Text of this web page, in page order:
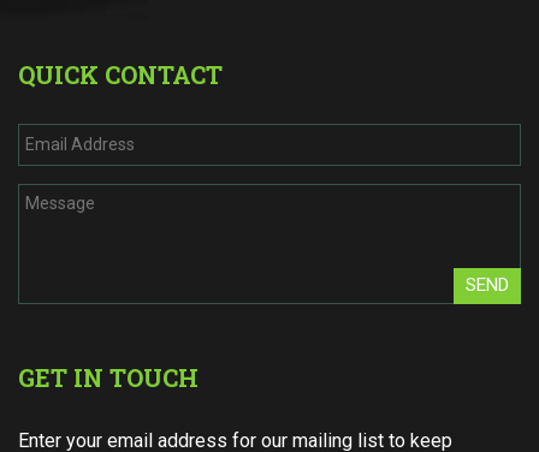
QUICK CONTACT
SEND
GET IN TOUCH
Enter your email address for our mailing list to keep